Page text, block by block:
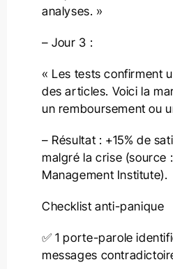
analyses. »
– Jour 3 :
« Les tests confirment
des articles. Voici la
un remboursement ou
– Résultat : +15% de
malgré la crise (source
Management Institute).
Checklist anti-panique
✅ 1 porte-parole
messages